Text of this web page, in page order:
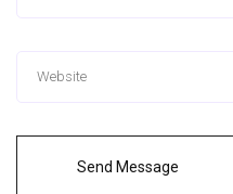
Send Message